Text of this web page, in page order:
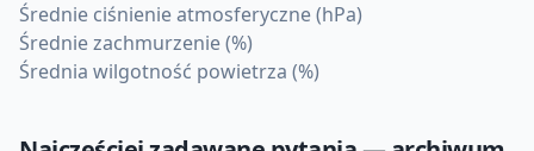
Średnie ciśnienie atmosferyczne (hPa)
Średnie zachmurzenie (%)
Średnia wilgotność powietrza (%)